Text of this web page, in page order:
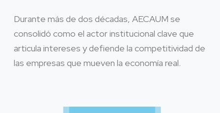
Durante más de dos décadas, AECAUM se
consolidó como el actor institucional clave que
articula intereses y defiende la competitividad de
las empresas que mueven la economía real.